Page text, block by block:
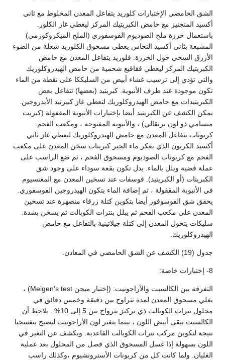
الشق الحامضي الإختبارات كلوريد يتفاعل المعدن المخلوط مع ثاني
أكسيد المنجنيز مع حامض الكبريتيك المركز ليعطي غاز الكلور.
باستعمال خرزة ملح الصوديوم الفوسفوري (الملح الميكروكوزمي)
المشبعة بثاني أكسيد النحاس يعطي مسحوق الكلوريد شعلة من الضوء
الأزرق السخي حول الخرزة. فلوريد يتفاعل المعدن مع حامض
الكبريتيك المركز ليعطي فقاقيع شحمية من حامض الهيدروكلوريك
والتي تؤدي إلى ترسيب غشاء أبيض من السليككا على نقطة من الماء
تكون موجودة عند طرف الأنبوبة. كبريتيد (بعضها) تتفاعل بعض
الكبريتيدات مع حامض الهيدروكلوريك لتعطي غاز كبيرتيد الأيدروجين.
يمكن الكشف عن الكبريتيد أيضا بإختبارات الأنبوبة المقفولة (كبريت
متسامي ذو لون برتقالي) ، والأنبوبة المفتوحة ، ومكعب الفحم.
كربونات يتفاعل المعدن مع حامض الهيدروكلوريك ليعطي غاز ثاني
أكسيد الكربون الذي يعكر ماء الجير كبريتات سخن المعدن على مكعب
الفحم مع كربونات الصوديوم ومسحوق الفحم ، ثم ضع الراسب على
عملة فضية وبلل بالماء. يدل تكون بقعة سوداء على وجود شق
الكبريتات (أو الكبريتيد). فوسفات عند تسخين المعدن مع المغنسيوم
في الأنبوبة المقفولة ، ثم إضافة الماء يتكون الهيدروجين الفوسفوري.
يحقق شق الفوسوفور أيضا بتكوين كتلة زرقاء منصهرة عند تسخين
المعدن على مكعب الفحم ثم يبلل بنترات الكوبالت ثم يسخن بشدة.
سليكات يتحول المعدن إلى كتلة جيلاتينية بالتفاعل مع حامض
الهيدروكلوريك.
جدول (19) الكشف عن الشق الحامضي في المعادن.
8- إختبارات خاصة:
التفرقة بين الكالسيت والأراجونيت: (إختبار ميجن Meigen's test) ،
يغلي مسحوق المعدن لمدة تتراوح بين دقيقة وخمس دقائق في
محلول نترات الكوبالت ذي تركيز يترواح بين 5 إلى 10% . يلاحظ أن
الكالسيت يبقى أبيض اللون ، بينما يتغير لون الأراجونيت ليصبح بنفسجيا
نتيجة لتكوين مركب نترات الكوبالت القاعدية. ويكشف عن التغير في
اللون بسهولة إذا غسل المسحوق الذي فصل من المحلول بعد عملية
الغليان. ولما كانت كل من كربونات الأسترونشيوم ،وكذلك راسب